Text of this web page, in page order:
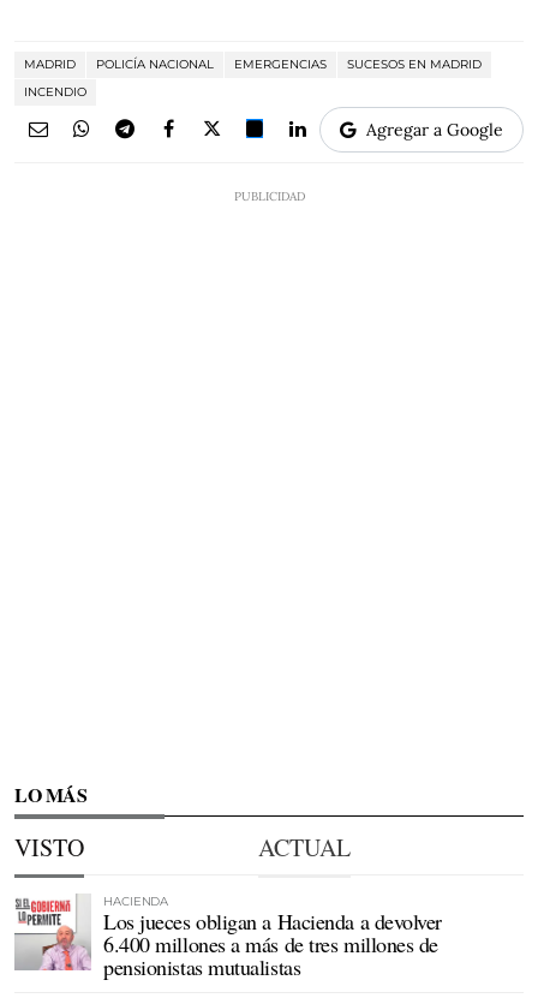
MADRID POLICÍA NACIONAL EMERGENCIAS
SUCESOS EN MADRID
INCENDIO
Agregar a Google
LO MÁS
VISTO ACTUAL
HACIENDA
Los jueces obligan a Hacienda a devolver
6.400 millones a más de tres millones de
pensionistas mutualistas